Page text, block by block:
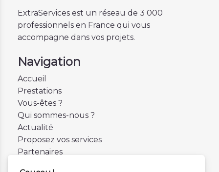
ExtraServices est un réseau de 3 000
professionnels en France qui vous
accompagne dans vos projets.
Navigation
Accueil
Prestations
Vous-êtes ?
Qui sommes-nous ?
Actualité
Proposez vos services
Partenaires